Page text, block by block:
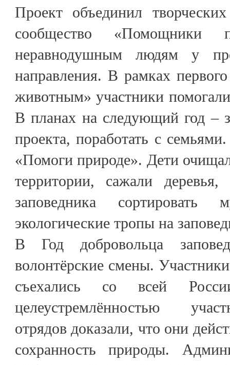
Проект объединил
сообщество «Помощники
неравнодушным людям у
направления. В рамках
животным» участники
В планах на следующий год –
проекта, поработать с
«Помоги природе». Дети
территории, сажали деревья,
заповедника
экологические тропы на
В Год добровольца
волонтёрские смены.
съехались со всей
целеустремлённостью
отрядов доказали, что они
сохранность природы.